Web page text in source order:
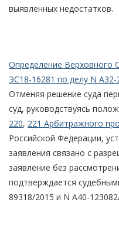
выявленных недостатков.
Определение Верховного
ЭС18-16281 по делу N А32-
Отменяя решение суда
суд, руководствуясь
220, 221 Арбитражного
Российской Федерации,
заявления связано с
заявление без
подтверждается
89318/2015 и N А40-